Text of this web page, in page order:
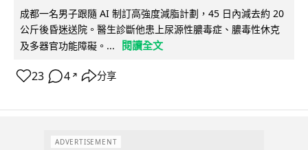
成都一名男子跟隨 AI 制訂高強度減脂計劃，45 日內減去約 20
公斤後昏迷送院。醫生診斷他患上尿源性膿毒症、膿毒性休克
及多器官功能障礙。...
閱讀全文
23 4 ↗ 分享
ADVERTISEMENT